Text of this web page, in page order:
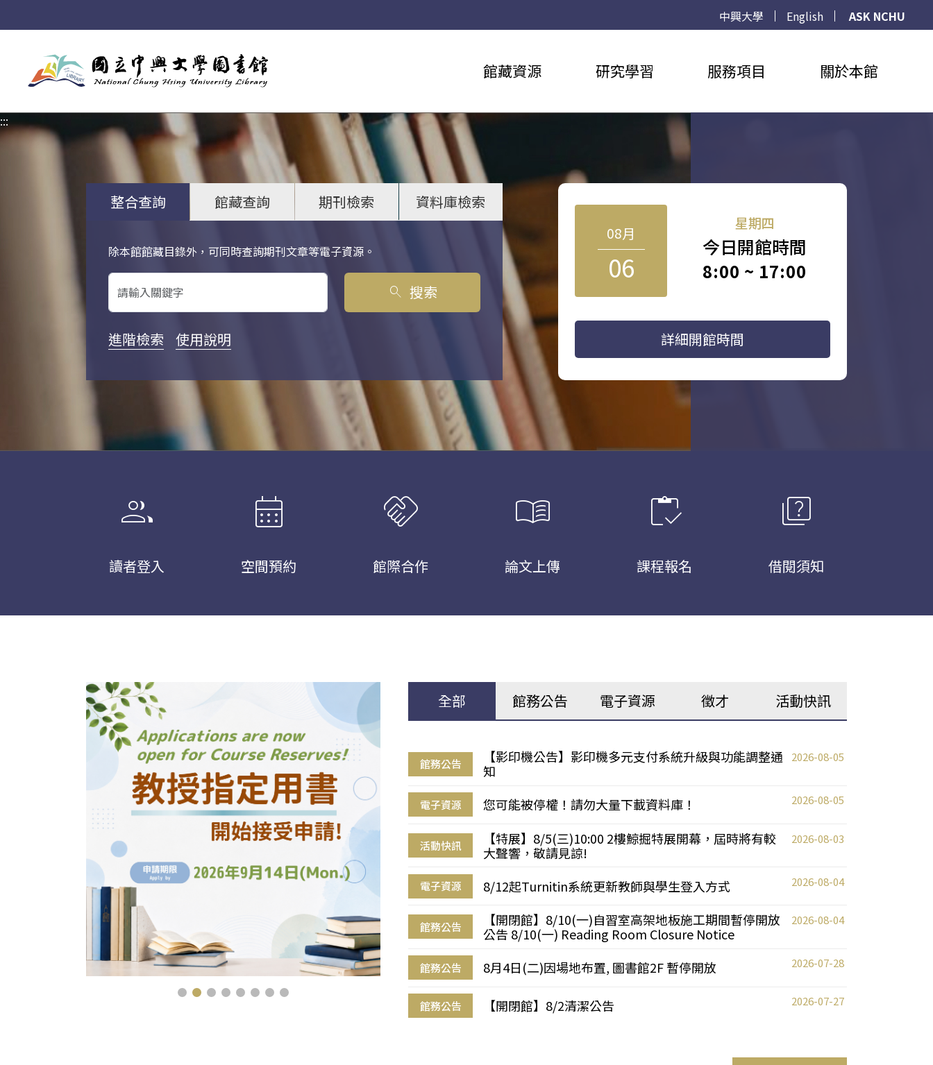
中興大學 English
ASK NCHU
館藏資源 研究學習 服務項目 關於本館
:::
整合查詢 館藏查詢 期刊檢索 資料庫檢索
除本館館藏目錄外，可同時查詢期刊文章等電子資源。
關鍵字搜尋
search 搜索
進階檢索 使用說明
08月
06
星期四
今日開館時間
8:00 ~ 17:00
詳細開館時間
group
讀者登入
calendar_month
空間預約
handshake
館際合作
menu_book
論文上傳
inventory
課程報名
quiz
借閱須知
全部 館務公告 電子資源 徵才 活動快訊
館務公告
【影印機公告】影印機多元支付系統升級與功能調整通
知
2026-08-05
電子資源 您可能被停權！請勿大量下載資料庫！ 2026-08-05
活動快訊
【特展】8/5(三)10:00 2樓鯨掘特展開幕，屆時將有較
大聲響，敬請見諒!
2026-08-03
電子資源 8/12起Turnitin系統更新教師與學生登入方式 2026-08-04
館務公告
【開閉館】8/10(一)自習室高架地板施工期間暫停開放
公告 8/10(一) Reading Room Closure Notice
2026-08-04
館務公告 8月4日(二)因場地布置, 圖書館2F 暫停開放 2026-07-28
館務公告 【開閉館】8/2清潔公告 2026-07-27